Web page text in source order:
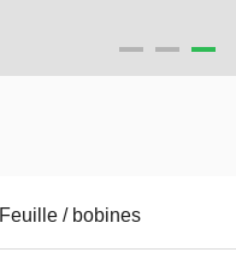
Feuille / bobines